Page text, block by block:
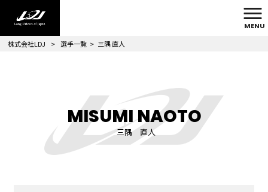
MENU
株式会社LDJ
> 選手一覧 > 三隅 直人
MISUMI NAOTO
三隅 直人